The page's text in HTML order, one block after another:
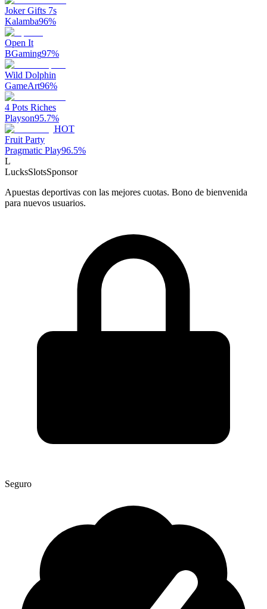
Joker Gifts 7s
Kalamba96%
Open It
BGaming97%
Wild Dolphin
GameArt96%
4 Pots Riches
Playson95.7%
HOT
Fruit Party
Pragmatic Play96.5%
L
LucksSlotsSponsor
Apuestas deportivas con las mejores cuotas. Bono de bienvenida
para nuevos usuarios.
Seguro